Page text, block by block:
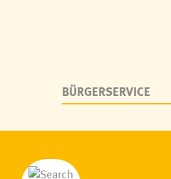
BÜRGERSERVICE